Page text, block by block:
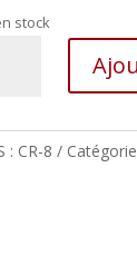
stock
: CR-8